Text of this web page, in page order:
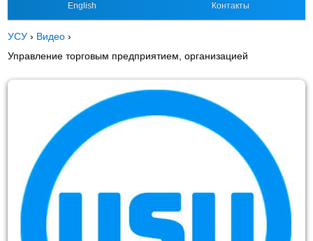
English Контакты
УСУ › Видео ›
Управление торговым предприятием, организацией